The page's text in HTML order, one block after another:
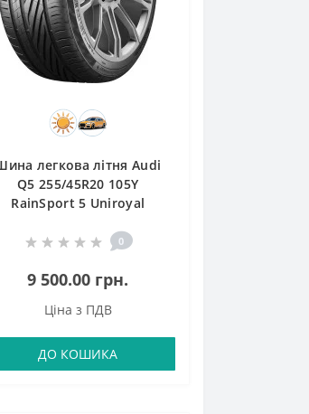
легкова літня Audi
Q5 255/45R20 105Y
RainSport 5 Uniroyal
0
9 500.00 грн.
Ціна з ПДВ
ДО КОШИКА